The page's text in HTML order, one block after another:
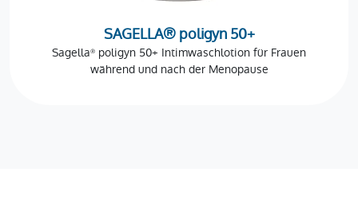
SAGELLA® poligyn 50+
Sagella® poligyn 50+ Intimwaschlotion für Frauen
während und nach der Menopause